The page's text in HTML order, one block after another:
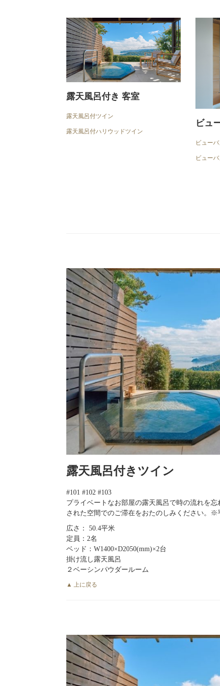
露天風呂付き 客室
露天風呂付ツイン
露天風呂付ハリウッドツイン
ビュ
ビュー
ビュー
露天風呂付きツイン
#101 #102 #103
プライベートなお部屋の露天風呂で時の流れを
された空間でのご滞在をおたのしみください。※
広さ： 50.4平米
定員：2名
ベッド：W1400×D2050(mm)×2台
掛け流し露天風呂
２ベーシンパウダールーム
▲ 上に戻る